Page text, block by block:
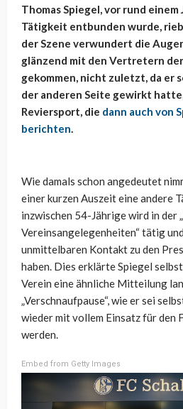
Thomas Spiegel, vor rund einem
Tätigkeit entbunden wurde,
der Szene verwundert die
glänzend mit den Vertretern
gekommen, nicht zuletzt, da er
der anderen Seite gewirkt
Reviersport, die dann auch von
berichten.
Wie damals schon angedeutet
einer kurzen Auszeit eine andere
inzwischen 54-Jährige wird in der
Vereinsangelegenheiten“ tätig
unmittelbaren Kontakt zu den
haben. Dies erklärte Spiegel
Verein eine ähnliche Mitteilung
„Verschnaufpause“, wie er sei
wieder mit vollem Einsatz für den
werden.
Embed from Getty Images